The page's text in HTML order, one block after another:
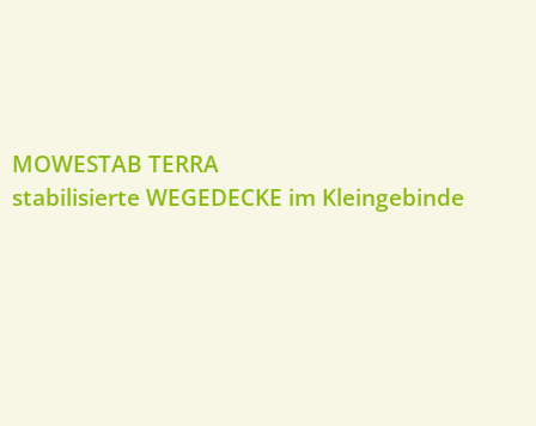
MOWESTAB TERRA
stabilisierte WEGEDECKE im Kleingebinde